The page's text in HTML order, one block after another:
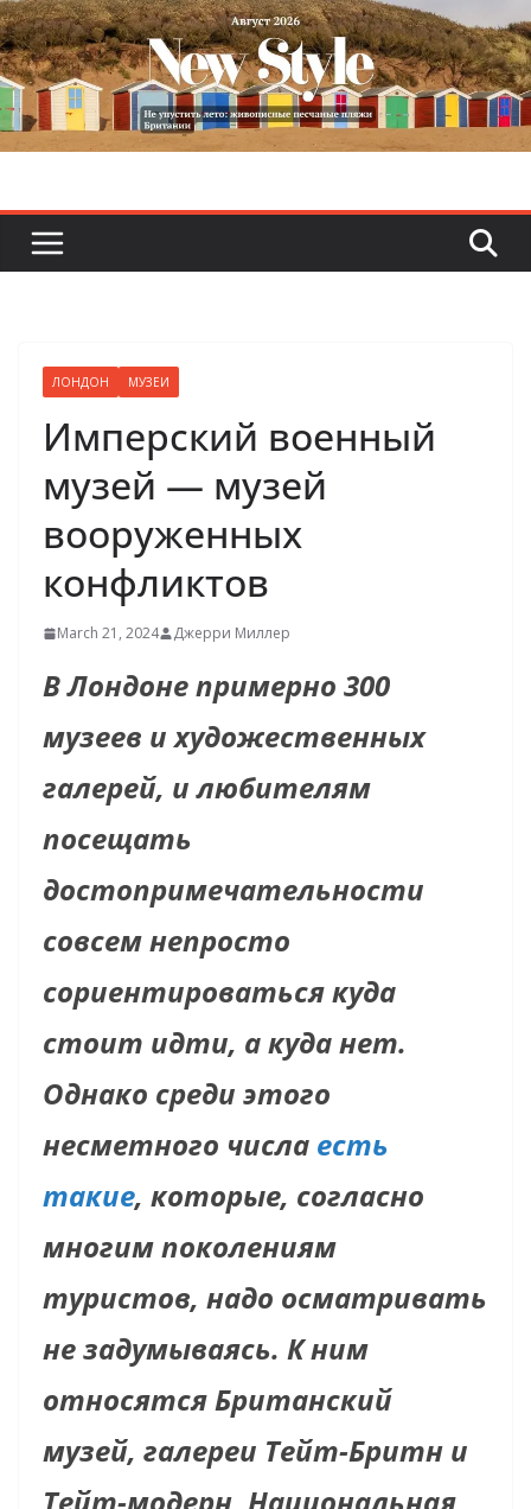
Skip
to
content
ЛОНДОН МУЗЕИ
Имперский военный
музей — музей
вооруженных
конфликтов
March 21, 2024 Джерри Миллер
В Лондоне примерно 300
музеев и художественных
галерей, и любителям
посещать
достопримечательности
совсем непросто
сориентироваться куда
стоит идти, а куда нет.
Однако среди этого
несметного числа есть
такие, которые, согласно
многим поколениям
туристов, надо осматривать
не задумываясь. К ним
относятся Британский
музей, галереи Тейт-Бритн и